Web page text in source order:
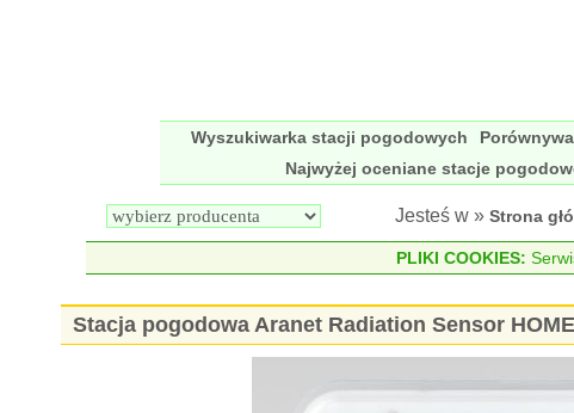
Wyszukiwarka stacji pogodowych
Najwyżej oceniane stacje
Jesteś w » Strona
PLIKI COOKIES:
Stacja pogodowa Aranet Radiation Sensor HOME